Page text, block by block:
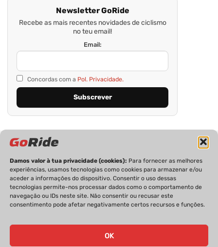
Damos valor à tua privacidade (cookies): Para fornecer as melhores
experiências, usamos tecnologias como cookies para armazenar e/ou
aceder a informações do dispositivo. Consentir o uso dessas
tecnologias permite-nos processar dados como o comportamento de
navegação ou IDs neste site. Não consentir ou recusar este
consentimento pode afetar negativamente certos recursos e funções.
OK
Newsletter GoRide
Recebe as mais recentes novidades de ciclismo
no teu email!
Email:
Concordas com a Pol. Privacidade.
PRIVACIDADE FICHA TÉCNICA
ESTATUTO EDITORIAL
POLÍTICA DE COOKIES
CONTACTOS